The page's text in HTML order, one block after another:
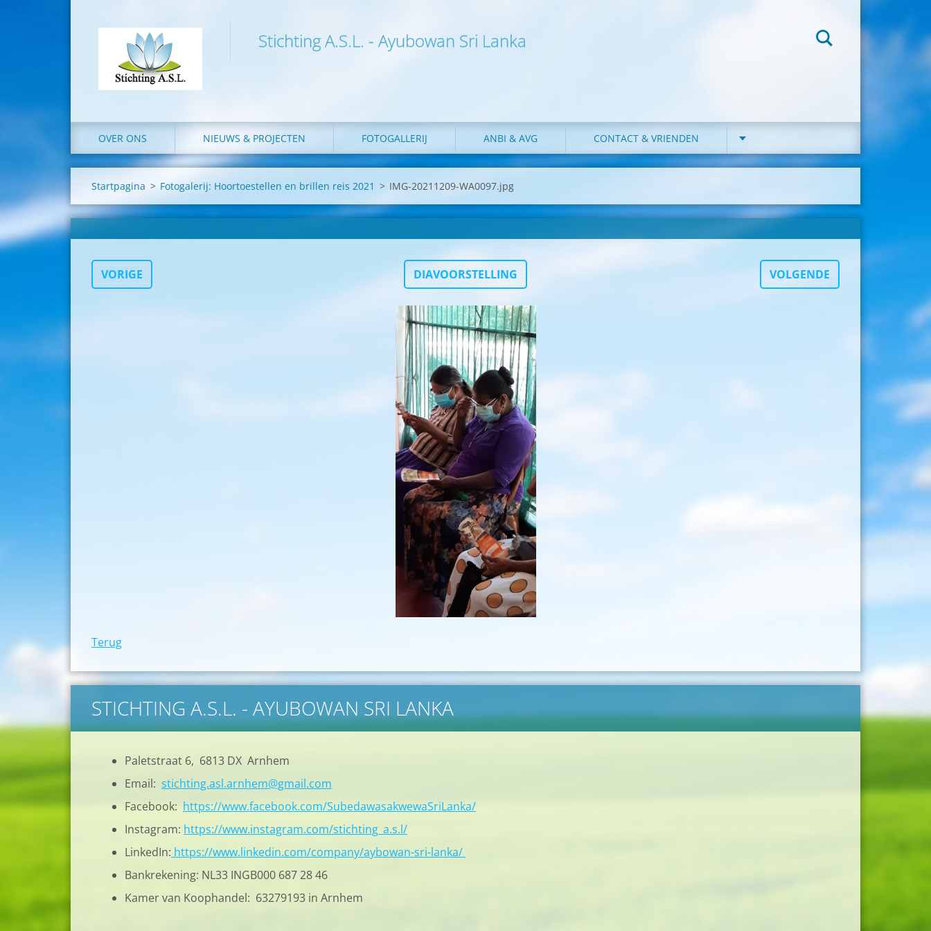
Stichting A.S.L. - Ayubowan Sri Lanka
OVER ONS NIEUWS & PROJECTEN FOTOGALLERIJ ANBI & AVG CONTACT & VRIENDEN
Startpagina > Fotogalerij: Hoortoestellen en brillen reis 2021 > IMG-20211209-WA0097.jpg
VORIGE DIAVOORSTELLING VOLGENDE
Terug
STICHTING A.S.L. - AYUBOWAN SRI LANKA
Paletstraat 6, 6813 DX Arnhem
Email: stichting.asl.arnhem@gmail.com
Facebook: https://www.facebook.com/SubedawasakwewaSriLanka/
Instagram: https://www.instagram.com/stichting_a.s.l/
LinkedIn: https://www.linkedin.com/company/aybowan-sri-lanka/
Bankrekening: NL33 INGB000 687 28 46
Kamer van Koophandel: 63279193 in Arnhem